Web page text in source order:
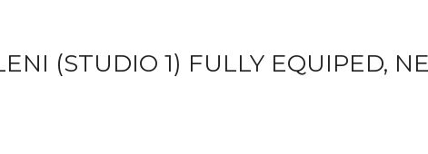
(STUDIO 1) FULLY EQUIPED,